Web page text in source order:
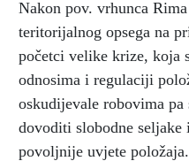
Nakon pov. vrhunca
teritorijalnog opsega na
početci velike krize, koja
odnosima i regulaciji
oskudijevale robovima
dovoditi slobodne
povoljnije uvjete